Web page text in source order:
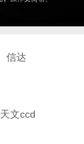
信达
天文ccd